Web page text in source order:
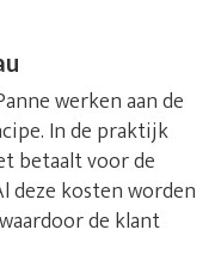
werken aan de
In de praktijk
betaalt voor de
deze kosten worden
de klant